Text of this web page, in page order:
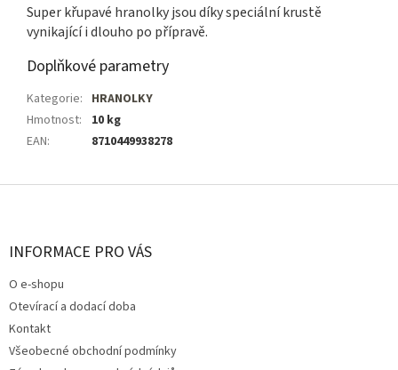
Super křupavé hranolky jsou díky speciální krustě
vynikající i dlouho po přípravě.
Doplňkové parametry
Kategorie: HRANOLKY
Hmotnost:
10 kg
EAN: 8710449938278
Z
INFORMACE PRO VÁS
O e-shopu
Otevírací a dodací doba
Kontakt
Všeobecné obchodní podmínky